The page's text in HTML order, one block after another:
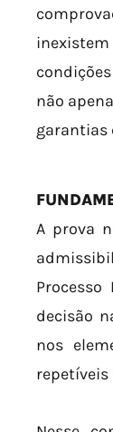
não
garantias
A prova
decisão
nos
repetíveis